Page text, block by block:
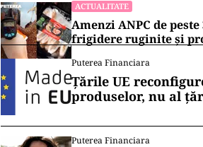
ACTUALITATE
Amenzi ANPC de
frigidere ruginite și
Puterea Financiara
Țările UE
produselor, nu al
Puterea Financiara